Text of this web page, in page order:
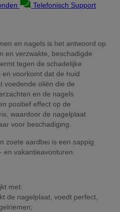
Telefonisch Support
en nagels is het antwoord op
en verzwakte, beschadigde
tegen de schadelijke
voorkomt dat de huid
voedende oliën die de
en de nagels
positief effect op de
waardoor de nagelplaat
voor beschadiging.
zoete aardbei is een sappig
vakantieavonturen.
met:
de nagelplaat, voedt perfect,